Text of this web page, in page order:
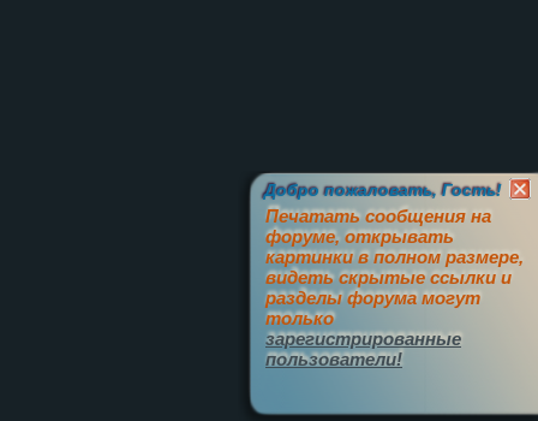
Добро пожаловать, Гость!
Печатать сообщения на
форуме, открывать
картинки в полном размере,
видеть скрытые ссылки и
разделы форума могут
только
зарегистрированные
пользователи!